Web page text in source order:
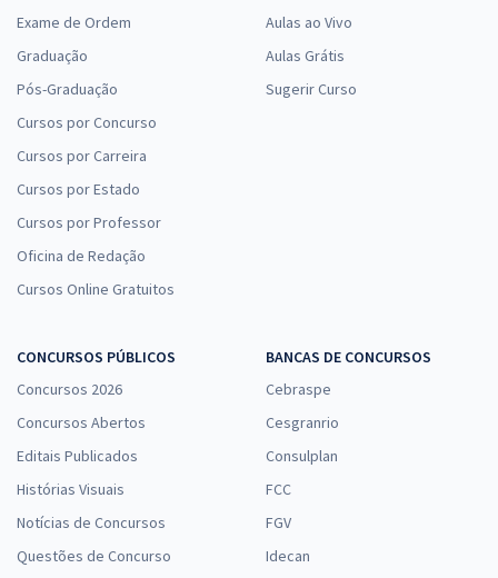
Exame de Ordem
Graduação
Pós-Graduação
Cursos por Concurso
Cursos por Carreira
Cursos por Estado
Cursos por Professor
Oficina de Redação
Cursos Online Gratuitos
Aulas ao Vivo
Aulas Grátis
Sugerir Curso
CONCURSOS PÚBLICOS
Concursos 2026
Concursos Abertos
Editais Publicados
Histórias Visuais
Notícias de Concursos
Questões de Concurso
BANCAS DE CONCURSOS
Cebraspe
Cesgranrio
Consulplan
FCC
FGV
Idecan